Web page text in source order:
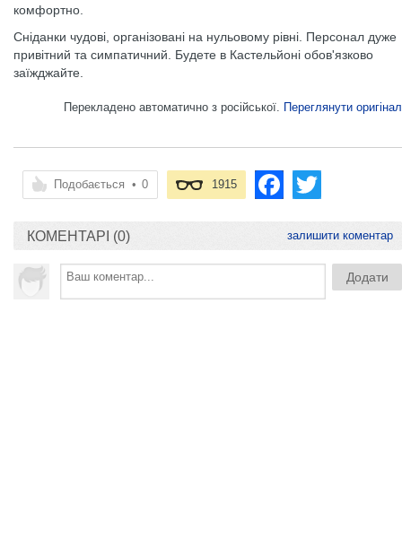
комфортно.
Сніданки чудові, організовані на нульовому рівні. Персонал дуже
привітний та симпатичний. Будете в Кастельйоні обов'язково
заїжджайте.
Перекладено автоматично з російської. Переглянути оригінал
Подобається • 0 1915
КОМЕНТАРІ (0) залишити коментар